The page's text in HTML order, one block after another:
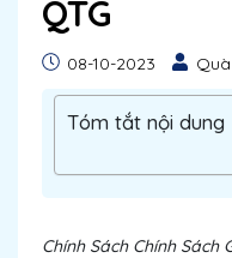
QTG
08-10-2023
Tóm tắt nội dung
Chính Sách Chính Sách